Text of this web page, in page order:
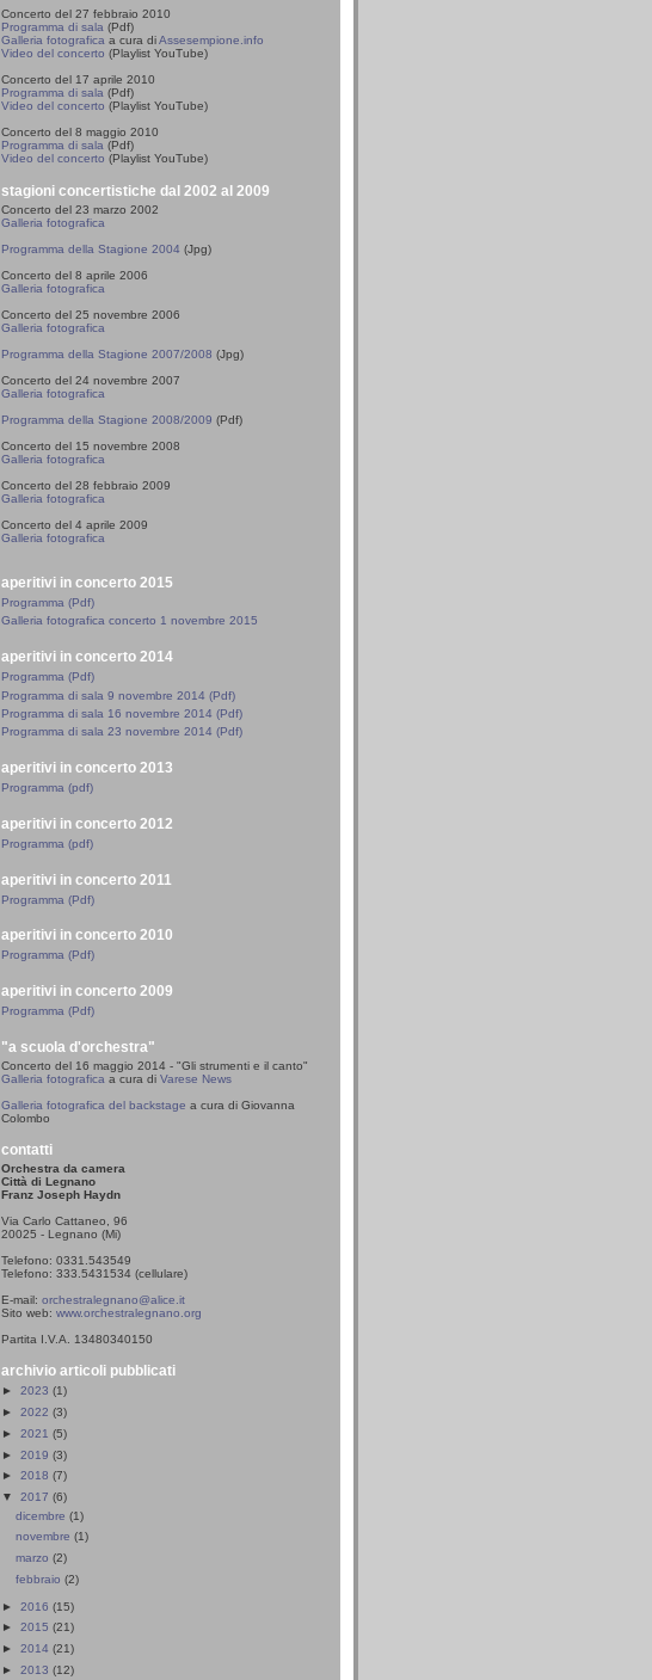
Concerto del 27 febbraio 2010
Programma di sala (Pdf)
Galleria fotografica a cura diAssesempione.info
Video del concerto (Playlist YouTube)
Concerto del 17 aprile 2010
Programma di sala (Pdf)
Video del concerto (Playlist YouTube)
Concerto del 8 maggio 2010
Programma di sala (Pdf)
Video del concerto (Playlist YouTube)
stagioni concertistiche dal 2002 al 2009
Concerto del 23 marzo 2002
Galleria fotografica
Programma della Stagione 2004 (Jpg)
Concerto del 8 aprile 2006
Galleria fotografica
Concerto del 25 novembre 2006
Galleria fotografica
Programma della Stagione 2007/2008 (Jpg)
Concerto del 24 novembre 2007
Galleria fotografica
Programma della Stagione 2008/2009 (Pdf)
Concerto del 15 novembre 2008
Galleria fotografica
Concerto del 28 febbraio 2009
Galleria fotografica
Concerto del 4 aprile 2009
Galleria fotografica
aperitivi in concerto 2015
Programma (Pdf)
Galleria fotografica concerto 1 novembre 2015
aperitivi in concerto 2014
Programma (Pdf)
Programma di sala 9 novembre 2014 (Pdf)
Programma di sala 16 novembre 2014 (Pdf)
Programma di sala 23 novembre 2014 (Pdf)
aperitivi in concerto 2013
Programma (pdf)
aperitivi in concerto 2012
Programma (pdf)
aperitivi in concerto 2011
Programma (Pdf)
aperitivi in concerto 2010
Programma (Pdf)
aperitivi in concerto 2009
Programma (Pdf)
"a scuola d'orchestra"
Concerto del 16 maggio 2014 - "Gli strumenti e il canto"
Galleria fotografica a cura di Varese News
Galleria fotografica del backstage a cura di Giovanna
Colombo
contatti
Orchestra da camera
Città di Legnano
Franz Joseph Haydn
Via Carlo Cattaneo, 96
20025 - Legnano (Mi)
Telefono: 0331.543549
Telefono: 333.5431534 (cellulare)
E-mail: orchestralegnano@alice.it
Sito web: www.orchestralegnano.org
Partita I.V.A. 13480340150
archivio articoli pubblicati
► 2023 (1)
► 2022 (3)
► 2021 (5)
► 2019 (3)
► 2018 (7)
▼ 2017 (6)
dicembre (1)
novembre (1)
marzo (2)
febbraio (2)
► 2016 (15)
► 2015 (21)
► 2014 (21)
► 2013 (12)